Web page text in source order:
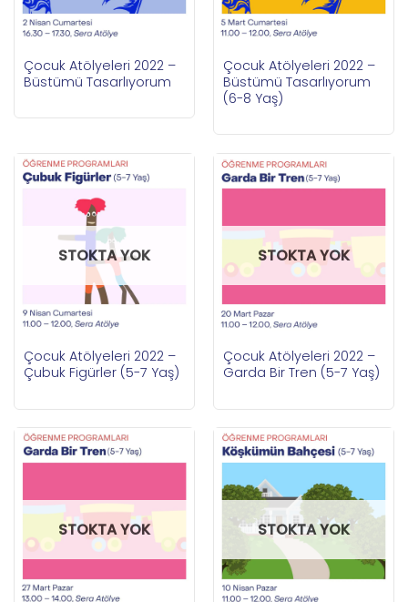
Çocuk Atölyeleri 2022 –
Büstümü Tasarlıyorum
Çocuk Atölyeleri 2022 –
Büstümü Tasarlıyorum
(6-8 Yaş)
STOKTA YOK
Çocuk Atölyeleri 2022 –
Çubuk Figürler (5-7 Yaş)
STOKTA YOK
Çocuk Atölyeleri 2022 –
Garda Bir Tren (5-7 Yaş)
STOKTA YOK STOKTA YOK